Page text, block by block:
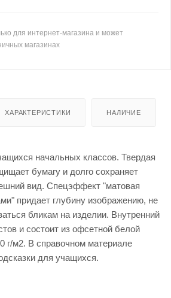
для интернет-магазина и может
магазинах
ХАРАКТЕРИСТИКИ НАЛИЧИЕ
начальных классов. Твердая
бумагу и долго сохраняет
вид. Спецэффект "матовая
придает глубину изображению, не
бликам на изделии. Внутренний
и состоит из офсетной белой
г/м2. В справочном материале
для учащихся.